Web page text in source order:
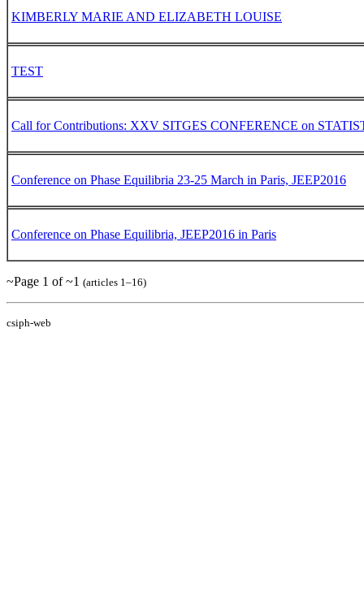
KIMBERLY MARIE AND ELIZABETH LOUISE
TEST
Call for Contributions: XXV SITGES CONFERENCE on
Conference on Phase Equilibria 23-25 March in Paris, JEEP2016
Conference on Phase Equilibria, JEEP2016 in Paris
~Page 1 of ~1 (articles 1–16)
csiph-web